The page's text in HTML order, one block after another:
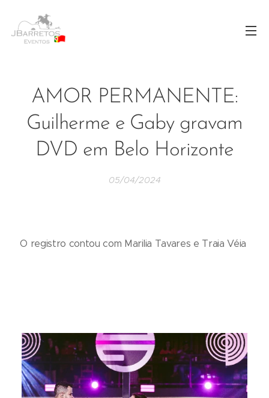
AMOR PERMANENTE:
Guilherme e Gaby gravam
DVD em Belo Horizonte
05/04/2024
O registro contou com Marilia Tavares e Traia Véia